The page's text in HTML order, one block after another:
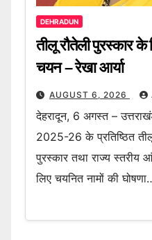
DEHRADUN
तीलू रौतेली पुरस्कार के
चयन – रेखा आर्या
AUGUST 6, 2026
देहरादून, 6 अगस्त –
2025-26 के प्रतिष्ठित
पुरस्कार तथा राज्य स्तरीय
लिए चयनित नामों की